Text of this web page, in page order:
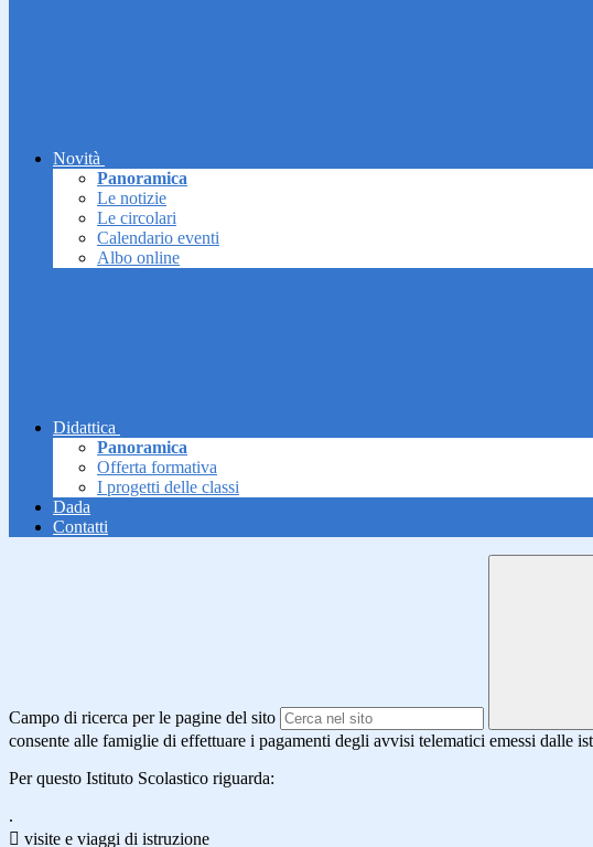
Novità
Panoramica
Le notizie
Le circolari
Calendario eventi
Albo online
Didattica
Panoramica
Offerta formativa
I progetti delle classi
Dada
Contatti
Campo di ricerca per le pagine del sito
consente alle famiglie di effettuare i pagamenti degli avvisi telematici emessi dalle
Per questo Istituto Scolastico riguarda:
.
 visite e viaggi di istruzione